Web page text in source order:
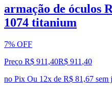
armação de óculos
1074 titanium
7% OFF
Preço R$ 911,40R$ 911 ,40
no Pix Ou 12x de R$ 81,67 sem